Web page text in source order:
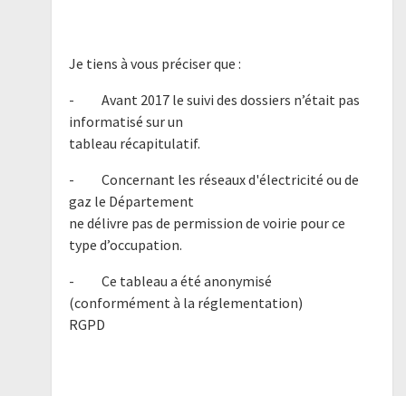
Je tiens à vous préciser que :
- Avant 2017 le suivi des dossiers n’était pas
informatisé sur un
tableau récapitulatif.
- Concernant les réseaux d'électricité ou de
gaz le Département
ne délivre pas de permission de voirie pour ce
type d’occupation.
- Ce tableau a été anonymisé
(conformément à la réglementation)
RGPD